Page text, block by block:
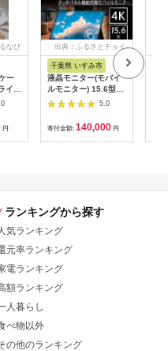
なび
ー
イト
C 充
円
出典：ふるさとチョイ
千葉県 いすみ市
液晶モニター(モバイ
ルモニター) 15.6型ワ
イド 4K タッチパネ
ル対応 リファビッシ
ュ品【1466952】
5.0
寄付金額: 140,000 円
ランキングから探す
人気ランキング
元率ランキング
電ランキング
額ランキング
人暮らし
べ物以外
の他のランキング